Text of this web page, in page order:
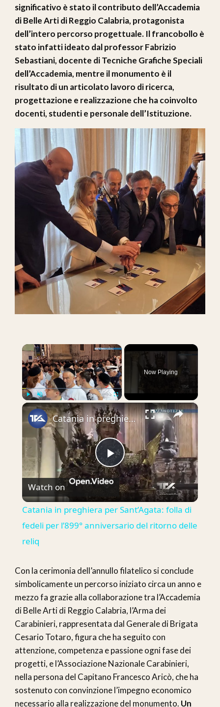
significativo è stato il contributo dell’Accademia
di Belle Arti di Reggio Calabria, protagonista
dell’intero percorso progettuale. Il francobollo è
stato infatti ideato dal professor Fabrizio
Sebastiani, docente di Tecniche Grafiche Speciali
dell’Accademia, mentre il monumento è il
risultato di un articolato lavoro di ricerca,
progettazione e realizzazione che ha coinvolto
docenti, studenti e personale dell’Istituzione.
×
Unmute Fullscreen
Now Playing
×
Play
Video
Catania in preghiera per Sant’Agata: folla di fedeli per l’899° anniversario del ritorno delle reliq
Watch on
Catania in preghiera per Sant’Agata: folla di
fedeli per l’899° anniversario del ritorno delle
reliq
Con la cerimonia dell’annullo filatelico si conclude
simbolicamente un percorso iniziato circa un anno e
mezzo fa grazie alla collaborazione tra l’Accademia
di Belle Arti di Reggio Calabria, l’Arma dei
Carabinieri, rappresentata dal Generale di Brigata
Cesario Totaro, figura che ha seguito con
attenzione, competenza e passione ogni fase dei
progetti, e l’Associazione Nazionale Carabinieri,
nella persona del Capitano Francesco Aricò, che ha
sostenuto con convinzione l’impegno economico
necessario alla realizzazione del monumento. Un